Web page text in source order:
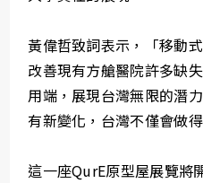
黃偉哲致詞表示，「移動
改善現有方艙醫院許多缺
用端，展現台灣無限的潛
有新變化，台灣不僅會做
這一座QurE原型屋展覽將